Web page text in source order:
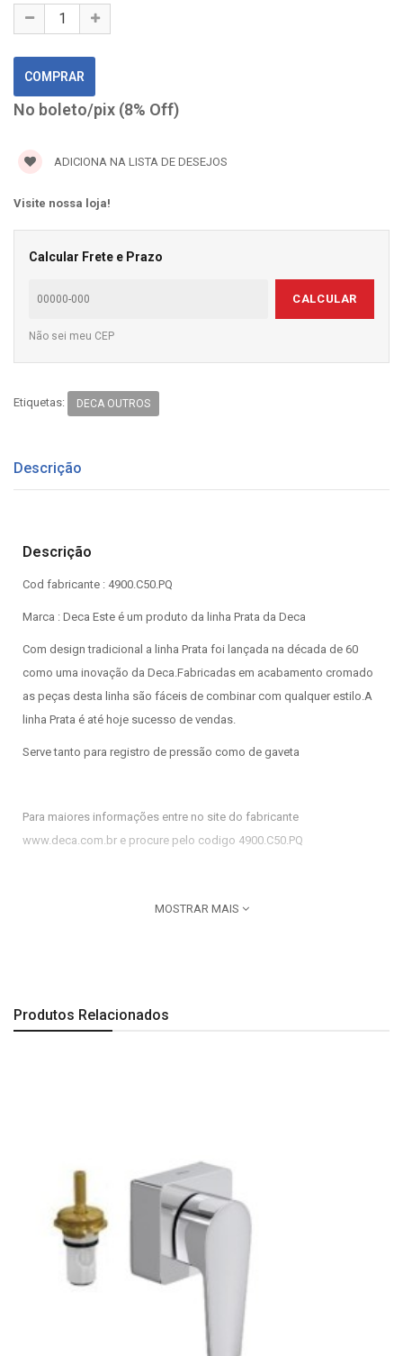
No boleto/pix (8% Off)
ADICIONA NA LISTA DE DESEJOS
Visite nossa loja!
Calcular Frete e Prazo
CALCULAR
Não sei meu CEP
Etiquetas: DECA OUTROS
Descrição
Descrição
Cod fabricante : 4900.C50.PQ
Marca : Deca Este é um produto da linha Prata da Deca
Com design tradicional a linha Prata foi lançada na década de 60
como uma inovação da Deca.Fabricadas em acabamento cromado
as peças desta linha são fáceis de combinar com qualquer estilo.A
linha Prata é até hoje sucesso de vendas.
Serve tanto para registro de pressão como de gaveta
Para maiores informações entre no site do fabricante
www.deca.com.br e procure pelo codigo 4900.C50.PQ
MOSTRAR MAIS
Produtos Relacionados